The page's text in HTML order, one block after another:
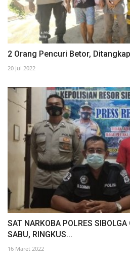
2 Orang Pencuri Betor,
20 Jul 2022
SAT NARKOBA POLRES
SABU, RINGKUS...
16 Maret 2022